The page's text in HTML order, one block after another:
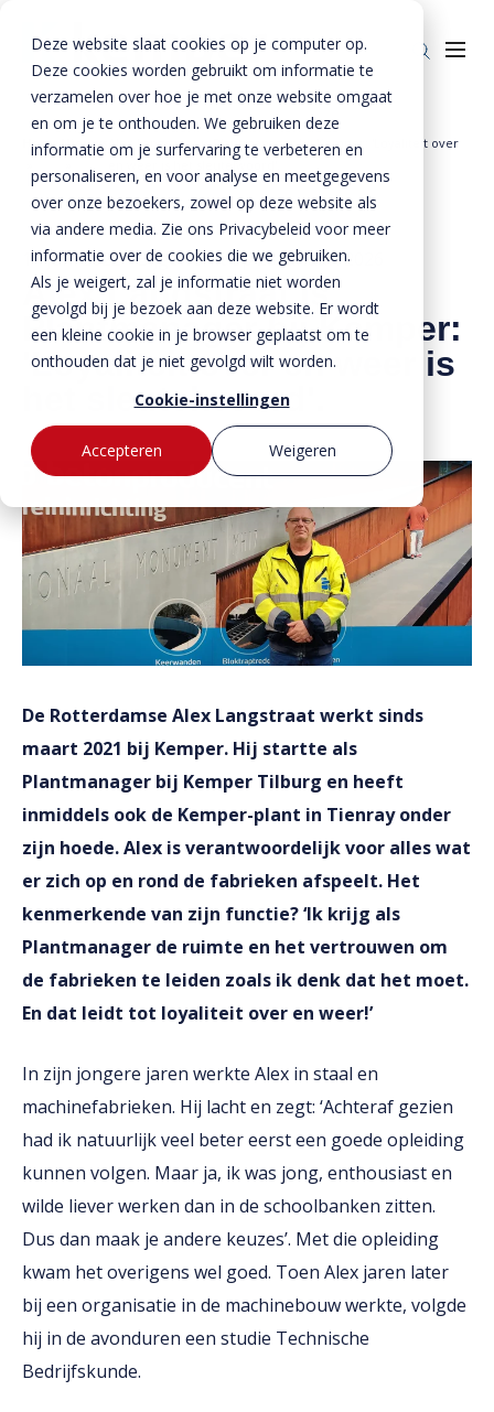
Deze website slaat cookies op je computer op.
Deze cookies worden gebruikt om informatie te
verzamelen over hoe je met onze website omgaat
en om je te onthouden. We gebruiken deze
informatie om je surfervaring te verbeteren en
personaliseren, en voor analyse en meetgegevens
over onze bezoekers, zowel op deze website als
via andere media. Zie ons Privacybeleid voor meer
informatie over de cookies die we gebruiken.
Als je weigert, zal je informatie niet worden
gevolgd bij je bezoek aan deze website. Er wordt
een kleine cookie in je browser geplaatst om te
onthouden dat je niet gevolgd wilt worden.
Cookie-instellingen
Accepteren
Weigeren
Bestekservice
Downloads
Werken bij
Producten
Enkelkerende keerwanden
Dubbelkerende keerwanden
Zwaarbelastbare keerwanden
Zwaluwwanden
Bloktraptreden
Oplossingen
Infra & Openbare ruimte
Sport & Recreatie
Op- en overslag
Waterkeringen
BTE Groep
Onze verhalen
Over ons
Duurzaamheid
MVO
HomeNieuws Alex Langstraat is Plantmanager bij Kemper: 'Loyaliteit over
en weer is het sleutelwoord'.
14 juni 2022- Bijgewerkt op23 januari 2026
Alex Langstraat is
Plantmanager bij Kemper:
'Loyaliteit over en weer is
het sleutelwoord'.
De Rotterdamse Alex Langstraat werkt sinds
maart 2021 bij Kemper. Hij startte als
Plantmanager bij Kemper Tilburg en heeft
inmiddels ook de Kemper-plant in Tienray onder
zijn hoede. Alex is verantwoordelijk voor alles wat
er zich op en rond de fabrieken afspeelt. Het
kenmerkende van zijn functie? ‘Ik krijg als
Plantmanager de ruimte en het vertrouwen om
de fabrieken te leiden zoals ik denk dat het moet.
En dat leidt tot loyaliteit over en weer!’
In zijn jongere jaren werkte Alex in staal en
machinefabrieken. Hij lacht en zegt: ‘Achteraf gezien
had ik natuurlijk veel beter eerst een goede opleiding
kunnen volgen. Maar ja, ik was jong, enthousiast en
wilde liever werken dan in de schoolbanken zitten.
Dus dan maak je andere keuzes’. Met die opleiding
kwam het overigens wel goed. Toen Alex jaren later
bij een organisatie in de machinebouw werkte, volgde
hij in de avonduren een studie Technische
Bedrijfskunde.